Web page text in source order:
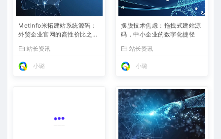
MetInfo米拓建站系统源码：
外贸企业官网的高性价比之
站长资讯
小璐
摆脱技术焦虑：拖拽式建站源
码，中小企业的数字化捷径
站长资讯
小璐